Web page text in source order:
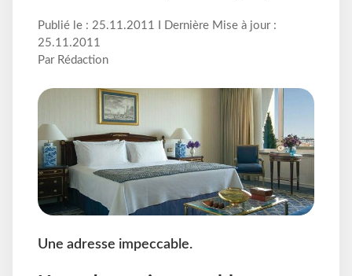
Publié le : 25.11.2011 I Dernière Mise à jour :
25.11.2011
Par Rédaction
Une adresse impeccable.